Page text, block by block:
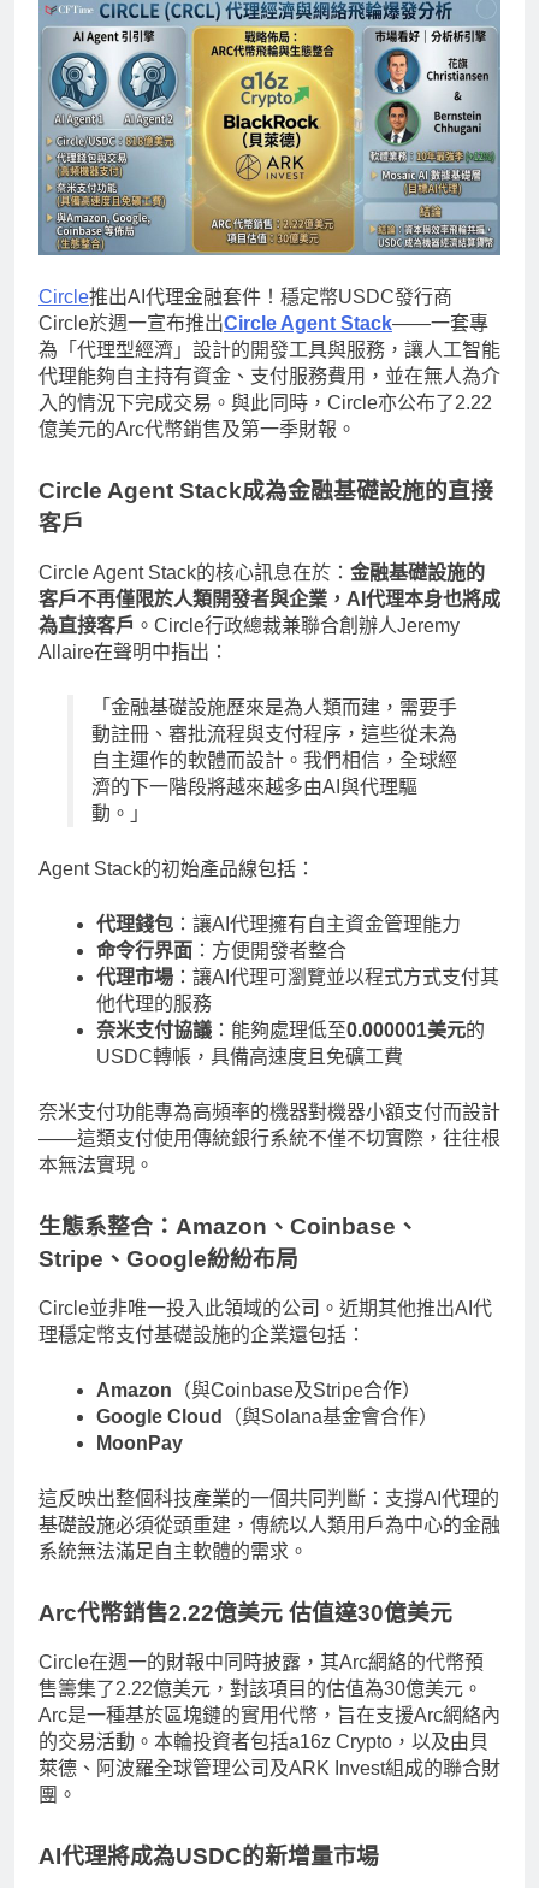
Circle推出AI代理金融套件！穩定幣USDC發行商
Circle於週一宣布推出Circle Agent Stack——一套專
為「代理型經濟」設計的開發工具與服務，讓人工智能
代理能夠自主持有資金、支付服務費用，並在無人為介
入的情況下完成交易。與此同時，Circle亦公布了2.22
億美元的Arc代幣銷售及第一季財報。
Circle Agent Stack成為金融基礎設施的直接
客戶
Circle Agent Stack的核心訊息在於： 金融基礎設施的
客戶不再僅限於人類開發者與企業，AI代理本身也將成
為直接客戶 。Circle行政總裁兼聯合創辦人Jeremy
Allaire在聲明中指出：
「金融基礎設施歷來是為人類而建，需要手
動註冊、審批流程與支付程序，這些從未為
自主運作的軟體而設計。我們相信，全球經
濟的下一階段將越來越多由AI與代理驅
動。」
Agent Stack的初始產品線包括：
代理錢包 ：讓AI代理擁有自主資金管理能力
命令行界面 ：方便開發者整合
代理市場 ：讓AI代理可瀏覽並以程式方式支付其
他代理的服務
奈米支付協議 ：能夠處理低至0.000001美元的
USDC轉帳，具備高速度且免礦工費
奈米支付功能專為高頻率的機器對機器小額支付而設計
——這類支付使用傳統銀行系統不僅不切實際，往往根
本無法實現。
生態系整合：Amazon、Coinbase、
Stripe、Google紛紛布局
Circle並非唯一投入此領域的公司。近期其他推出AI代
理穩定幣支付基礎設施的企業還包括：
Amazon （與Coinbase及Stripe合作）
Google Cloud
（與Solana基金會合作）
MoonPay
這反映出整個科技產業的一個共同判斷：支撐AI代理的
基礎設施必須從頭重建，傳統以人類用戶為中心的金融
系統無法滿足自主軟體的需求。
Arc代幣銷售2.22億美元 估值達30億美元
Circle在週一的財報中同時披露，其Arc網絡的代幣預
售籌集了2.22億美元，對該項目的估值為30億美元。
Arc是一種基於區塊鏈的實用代幣，旨在支援Arc網絡內
的交易活動。本輪投資者包括a16z Crypto，以及由貝
萊德、阿波羅全球管理公司及ARK Invest組成的聯合財
團。
AI代理將成為USDC的新增量市場